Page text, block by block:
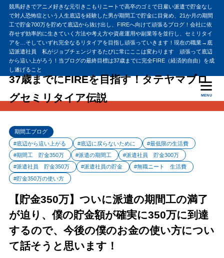
競馬好きでアニメ好きな元引きこもりニートで高卒のゴミで日雇い派遣で貯金なし
で対人恐怖症という人生底辺を経験した男が期間工で貯金に目覚め、21か月の期間
工で貯金700万を貯めて底辺から抜け出し、FIREへ向けて頑張るブログ！会社に依
存せず効率的に生きていく方法や考え方や資産運用や副業等を並行し、セミリタイ
アを…そしていずれ完全なるリタイアを目指し頑張っていきます！現在の職業→底
辺派遣社員 私がジョブチェンジするたびに常にここは変わります 頑張って底辺
から這い上がろう！当ブログの最終目標は37歳までに完全FIRE（経済的自由）を成
し遂げること
37歳までにFIREを目指す！タテヤマブロ
グセミリタイア伝説
MENU
期間工ブログ
#底辺から這い上がる
#底辺に戻らないために
#最低限の生活費
#期間工 貯金350万
#派遣の期間工
#派遣社員 貯金300万
#派遣社員 貯金350万
#派遣社員の貯金
#無職ニート 生活費
#貯金350万の使い方
【貯金350万】ついに派遣の期間工の満了
が迫り、僕の貯金額が確実に350万に到達
するので、今後の僕のお金の使い方につい
て話そうと思います！